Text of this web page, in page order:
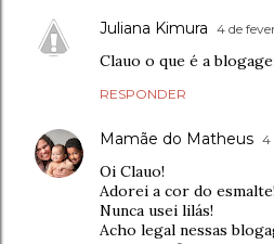
Juliana Kimura 4 de
Clauo o que é a
RESPONDER
Mamãe do Matheus 4
Oi Clauo!
Adorei a cor do
Nunca usei lilás!
Acho legal nessas